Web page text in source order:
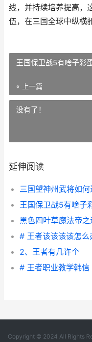
线，并持续培养提高，
伍，在三国全球中纵横
王国保卫战5有啥子彩
« 上一篇
没有了！
延伸阅读
王国保卫战5有啥子
# 王者该该该该怎么
2、王者有几许个
# 王者职业教学韩信
Copyright © 2024 All Rights